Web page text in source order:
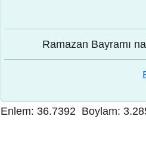
Ramazan Bayramı
Enlem: 36.7392 Boylam: